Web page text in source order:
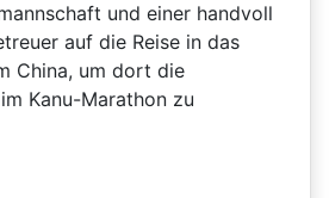
und einer handvoll
auf die Reise in das
China, um dort die
Kanu-Marathon zu